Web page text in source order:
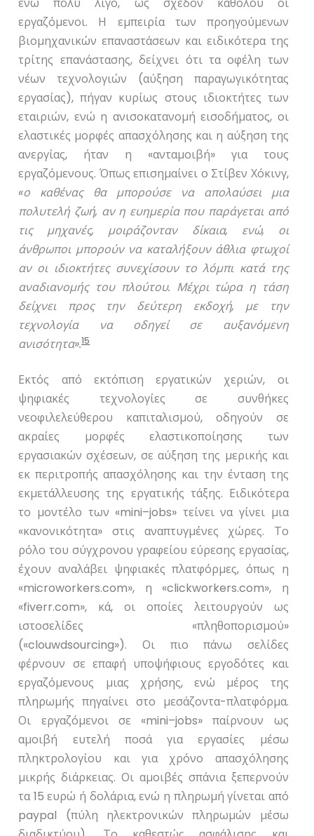
εργαζόμενοι. Η εμπειρία των προηγούμενων
βιομηχανικών επαναστάσεων και ειδικότερα της
τρίτης επανάστασης, δείχνει ότι τα οφέλη των
νέων τεχνολογιών (αύξηση παραγωγικότητας
εργασίας), πήγαν κυρίως στους ιδιοκτήτες των
εταιριών, ενώ η ανισοκατανομή εισοδήματος, οι
ελαστικές μορφές απασχόλησης και η αύξηση της
ανεργίας, ήταν η «ανταμοιβή» για τους
εργαζόμενους. Όπως επισημαίνει ο Στίβεν Χόκινγ,
«ο καθένας θα μπορούσε να απολαύσει μια
πολυτελή ζωή, αν η ευημερία που παράγεται από
τις μηχανές, μοιράζονταν δίκαια, ενώ, οι
άνθρωποι μπορούν να καταλήξουν άθλια φτωχοί
αν οι ιδιοκτήτες συνεχίσουν το λόμπι κατά της
αναδιανομής του πλούτου. Μέχρι τώρα η τάση
δείχνει προς την δεύτερη εκδοχή, με την
τεχνολογία να οδηγεί σε αυξανόμενη
ανισότητα».15
Εκτός από εκτόπιση εργατικών χεριών, οι
ψηφιακές τεχνολογίες σε συνθήκες
νεοφιλελεύθερου καπιταλισμού, οδηγούν σε
ακραίες μορφές ελαστικοποίησης των
εργασιακών σχέσεων, σε αύξηση της μερικής και
εκ περιτροπής απασχόλησης και την ένταση της
εκμετάλλευσης της εργατικής τάξης. Ειδικότερα
το μοντέλο των «mini–jobs» τείνει να γίνει μια
«κανονικότητα» στις αναπτυγμένες χώρες. Το
ρόλο του σύγχρονου γραφείου εύρεσης εργασίας,
έχουν αναλάβει ψηφιακές πλατφόρμες, όπως η
«microworkers.com», η «clickworkers.com», η
«fiverr.com», κά, οι οποίες λειτουργούν ως
ιστοσελίδες «πληθοπορισμού»
(«clouwdsourcing»). Οι πιο πάνω σελίδες
φέρνουν σε επαφή υποψήφιους εργοδότες και
εργαζόμενους μιας χρήσης, ενώ μέρος της
πληρωμής πηγαίνει στο μεσάζοντα-πλατφόρμα.
Οι εργαζόμενοι σε «mini–jobs» παίρνουν ως
αμοιβή ευτελή ποσά για εργασίες μέσω
πληκτρολογίου και για χρόνο απασχόλησης
μικρής διάρκειας. Οι αμοιβές σπάνια ξεπερνούν
τα 15 ευρώ ή δολάρια, ενώ η πληρωμή γίνεται από
paypal (πύλη ηλεκτρονικών πληρωμών μέσω